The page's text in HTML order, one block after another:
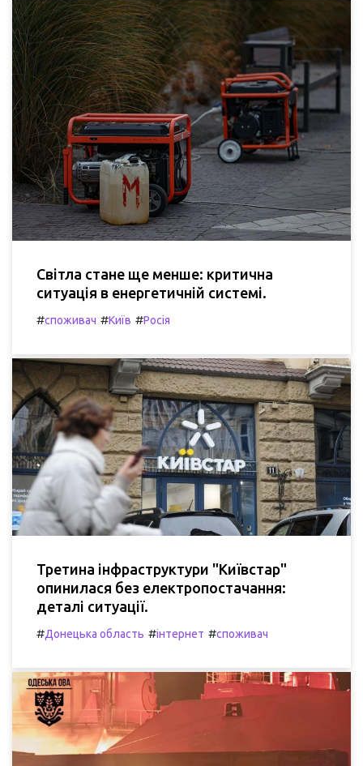
Світла стане ще менше: критична
ситуація в енергетичній системі.
#споживач #Київ #Росія
Третина інфраструктури "Київстар"
опинилася без електропостачання:
деталі ситуації.
#Донецька область #інтернет #споживач